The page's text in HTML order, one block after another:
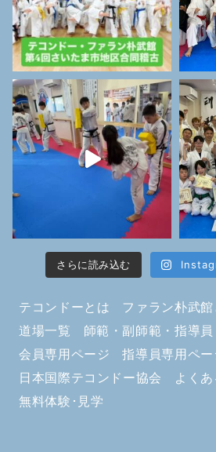
さらに読み込む
テコンドーとは ファラン朴武
道場一覧
師範・副師範・指導員
会員専用ページ
指導員専用ペー
日本国際テコンドー協会
よくあ
無料体験･見学